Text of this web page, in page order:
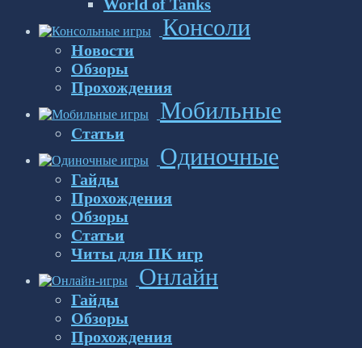
World of Tanks
Консоли
Новости
Обзоры
Прохождения
Мобильные
Статьи
Одиночные
Гайды
Прохождения
Обзоры
Статьи
Читы для ПК игр
Онлайн
Гайды
Обзоры
Прохождения